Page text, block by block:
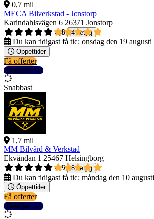
0,7 mil
MECA Bilverkstad - Jonstorp
Karindahlsvägen 6 26371 Jonstorp
4,8
4 betyg
Du kan tidigast få tid: onsdag den 19 augusti
Öppettider
Få offerter
Detaljer
Snabbast
1,7 mil
MM Bilvård & Verkstad
Ekvändan 1 25467 Helsingborg
4,9
8 betyg
Du kan tidigast få tid: måndag den 10 augusti
Öppettider
Få offerter
Detaljer